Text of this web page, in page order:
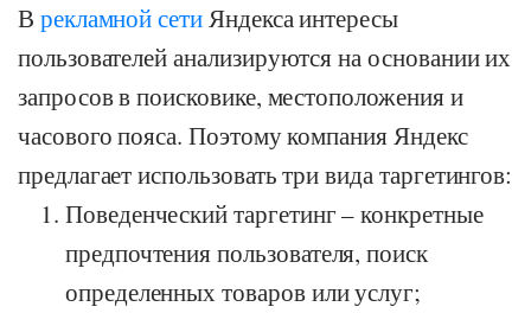
В рекламной сетиЯндекса интересы
пользователей анализируются на основании их
запросов в поисковике, местоположения и
часового пояса. Поэтому компания Яндекс
предлагает использовать три вида таргетингов:
Поведенческий таргетинг – конкретные
предпочтения пользователя, поиск
определенных товаров или услуг;